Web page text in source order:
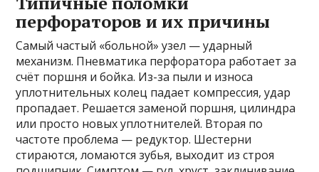
перфораторов и их причины
Самый частый «больной» узел — ударный
механизм. Пневматика перфоратора работает за
счёт поршня и бойка. Из-за пыли и износа
уплотнительных колец падает компрессия, удар
пропадает. Решается заменой поршня, цилиндра
или просто новых уплотнителей. Вторая по
частоте проблема — редуктор. Шестерни
стираются, ломаются зубья, выходит из строя